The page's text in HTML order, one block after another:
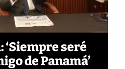
‘Siempre seré
de Panamá’